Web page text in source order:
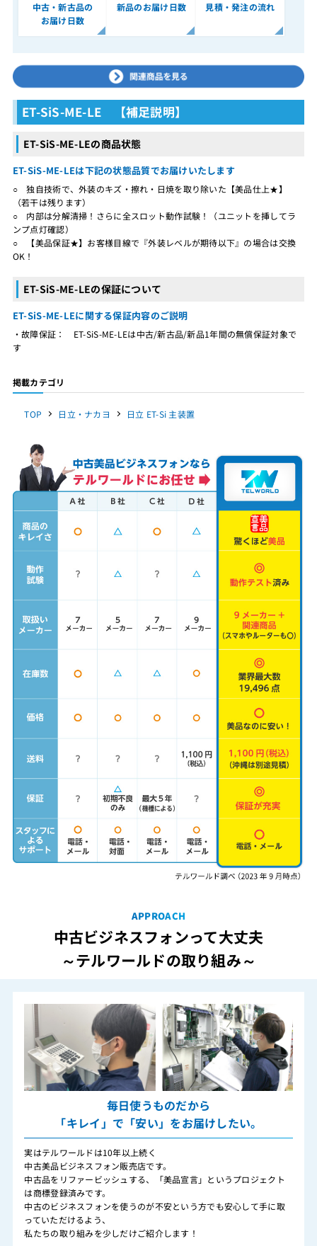
中古・新古品の
お届け日数
新品のお届け日数 見積・発注の流れ
ET-SiS-ME-LE 【補足説明】
ET-SiS-ME-LEの商品状態
ET-SiS-ME-LEは下記の状態品質でお届けいたします
○ 独自技術で、外装のキズ・擦れ・日焼を取り除いた【美品仕上★】
（若干は残ります）
○ 内部は分解清掃！さらに全スロット動作試験！（ユニットを挿してラ
ンプ点灯確認）
○ 【美品保証★】お客様目線で『外装レベルが期待以下』の場合は交換
OK！
ET-SiS-ME-LEの保証について
ET-SiS-ME-LEに関する保証内容のご説明
・故障保証： ET-SiS-ME-LEは中古/新古品/新品1年間の無償保証対象で
す
掲載カテゴリ
TOP 日立・ナカヨ 日立 ET-Si 主装置
APPROACH
中古ビジネスフォンって大丈夫
～テルワールドの取り組み～
毎日使うものだから
「キレイ」で「安い」をお届けしたい。
実はテルワールドは10年以上続く
中古美品ビジネスフォン販売店です。
中古品をリファービッシュする、「美品宣言」というプロジェクト
は商標登録済みです。
中古のビジネスフォンを使うのが不安という方でも安心して手に取
っていただけるよう、
私たちの取り組みを少しだけご紹介します！